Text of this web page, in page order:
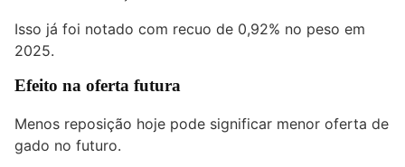
Isso já foi notado com recuo de 0,92% no peso em
2025.
Efeito na oferta futura
Menos reposição hoje pode significar menor oferta de
gado no futuro.